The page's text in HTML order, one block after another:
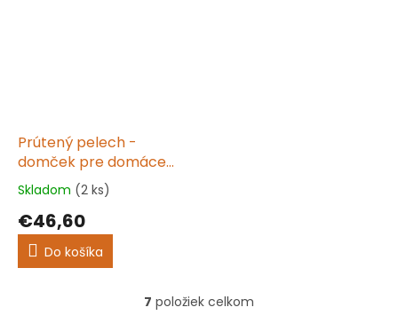
Prútený pelech -
domček pre domáce
zvieratá VÁCLAV II.
Priemerné
produktu
5,0
Skladom (2 ks)
€46,60
Do košíka
O
7 položiek celkom